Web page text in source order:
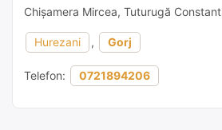
Chișamera Mircea, Tuturugă
Hurezani , Gorj
Telefon: 0721894206